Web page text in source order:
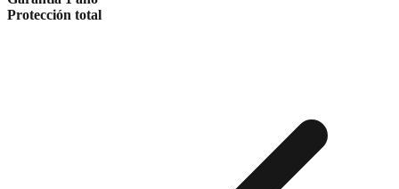
Protección total